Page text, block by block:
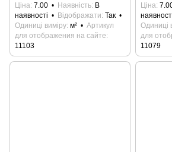
Ціна 7.00 Наявність В
наявності
Відображати Так
Одиниці виміру м²
Артикул
для отображения на сайте
11103
Ціна
Одиниці
для
11079